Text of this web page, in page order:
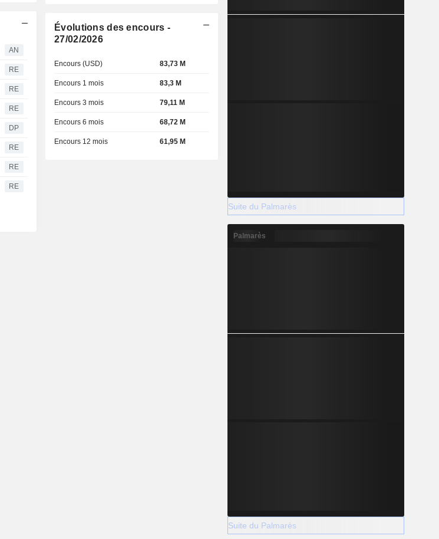
AN
RE
RE
RE
DP
RE
RE
RE
Évolutions des encours -
27/02/2026
Encours (USD) 83,73 M
Encours 1 mois 83,3 M
Encours 3 mois 79,11 M
Encours 6 mois 68,72 M
Encours 12 mois 61,95 M
Suite du Palmarès
Palmarès
Suite du Palmarès